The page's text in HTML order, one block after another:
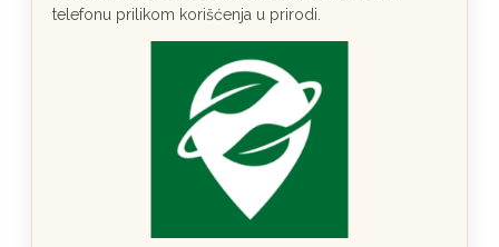
telefonu prilikom korišćenja u prirodi.